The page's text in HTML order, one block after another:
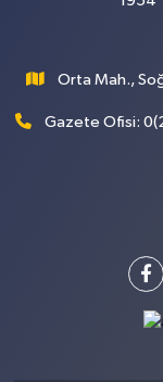
Orta Mah.,
Gazete Ofisi: